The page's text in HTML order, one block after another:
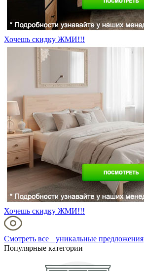
Хочешь скидку ЖМИ!!!
Хочешь скидку ЖМИ!!!
Смотреть все уникальные предложения
Популярные категории